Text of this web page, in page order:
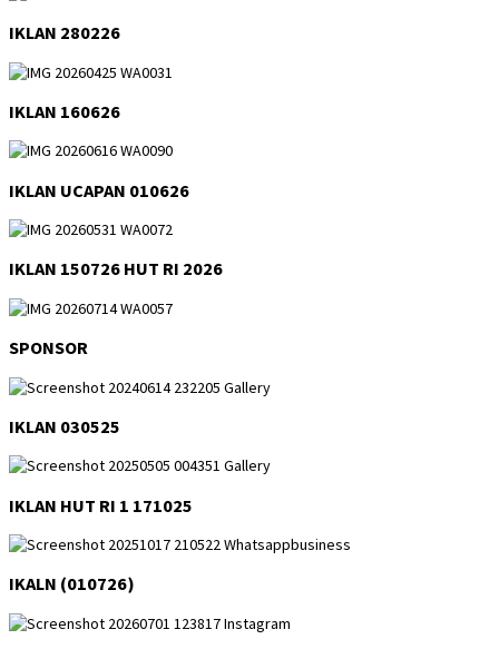
IKLAN 280226
IKLAN 160626
IKLAN UCAPAN 010626
IKLAN 150726 HUT RI 2026
SPONSOR
IKLAN 030525
IKLAN HUT RI 1 171025
IKALN (010726)